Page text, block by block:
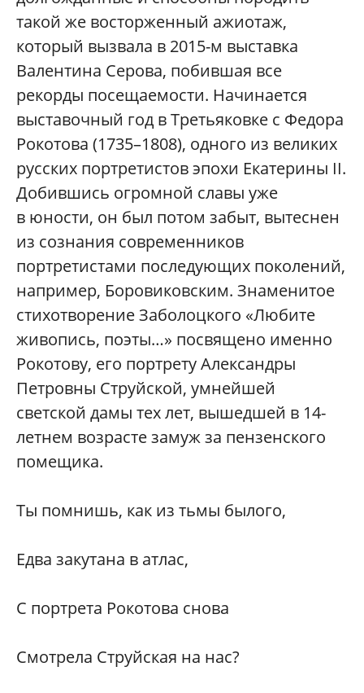
такой же восторженный ажиотаж,
который вызвала в 2015-м выставка
Валентина Серова, побившая все
рекорды посещаемости. Начинается
выставочный год в Третьяковке с Федора
Рокотова (1735–1808), одного из великих
русских портретистов эпохи Екатерины II.
Добившись огромной славы уже
в юности, он был потом забыт, вытеснен
из сознания современников
портретистами последующих поколений,
например, Боровиковским. Знаменитое
стихотворение Заболоцкого «Любите
живопись, поэты…» посвящено именно
Рокотову, его портрету Александры
Петровны Струйской, умнейшей
светской дамы тех лет, вышедшей в 14-
летнем возрасте замуж за пензенского
помещика.
Ты помнишь, как из тьмы былого,
Едва закутана в атлас,
С портрета Рокотова снова
Смотрела Струйская на нас?